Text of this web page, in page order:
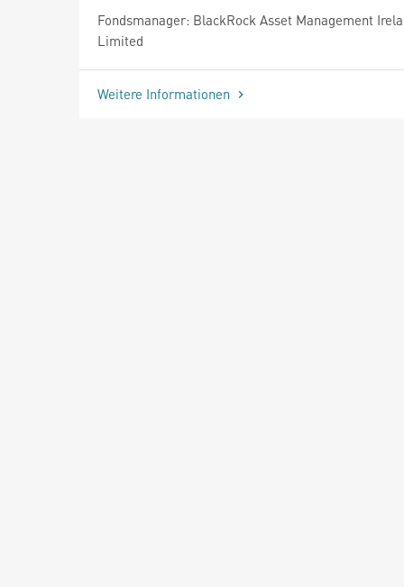
Fondsmanager: BlackRock Asset Management
Limited
Weitere Informationen